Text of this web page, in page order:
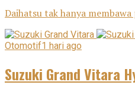
Daihatsu tak hanya
Otomotif1 hari ago
Suzuki Grand Vitara